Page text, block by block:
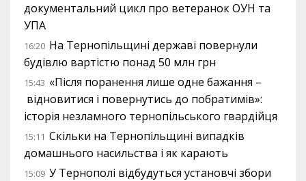
документальний цикл про ветеранок ОУН та
УПА
16:20 На Тернопільщині державі повернули
будівлю вартістю понад 50 млн грн
15:43 «Після поранення лише одне бажання –
відновитися і повернутись до побратимів»:
історія незламного тернопільського гвардійця
15:11 Скільки на Тернопільщині випадків
домашнього насильства і як карають
15:09 У Тернополі відбудуться установчі збори